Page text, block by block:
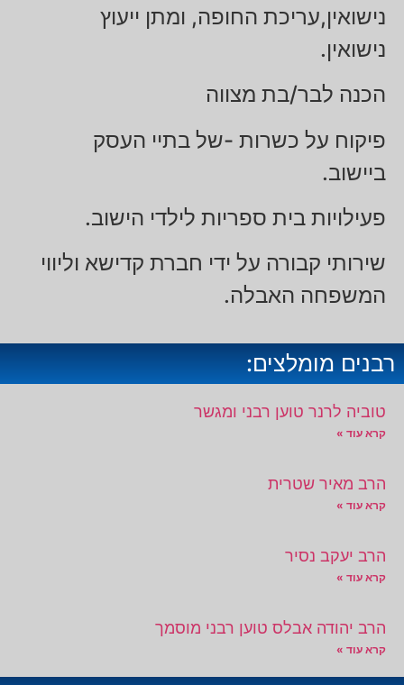
נישואין,עריכת החופה, ומתן ייעוץ
נישואין.
הכנה לבר/בת מצווה
פיקוח על כשרות -של בתיי העסק
ביישוב.
פעילויות בית ספריות לילדי הישוב.
שירותי קבורה על ידי חברת קדישא וליווי
המשפחה האבלה.
רבנים מומלצים:
טוביה לרנר טוען רבני ומגשר
קרא עוד »
הרב מאיר שטרית
קרא עוד »
הרב יעקב נסיר
קרא עוד »
הרב יהודה אבלס טוען רבני מוסמך
קרא עוד »